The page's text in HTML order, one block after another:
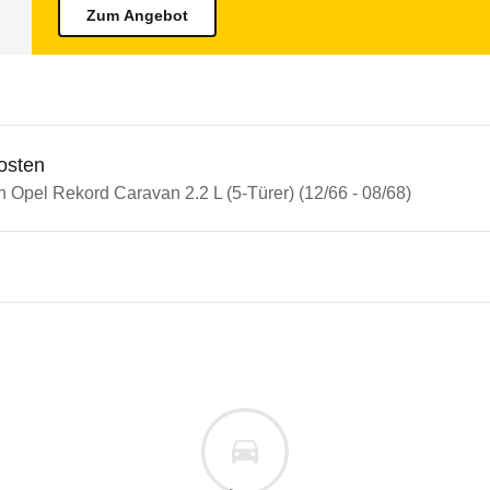
Zum Angebot
Opel Rekord Caravan 2.2 L (5-Türer) (12/66 - 08/68)